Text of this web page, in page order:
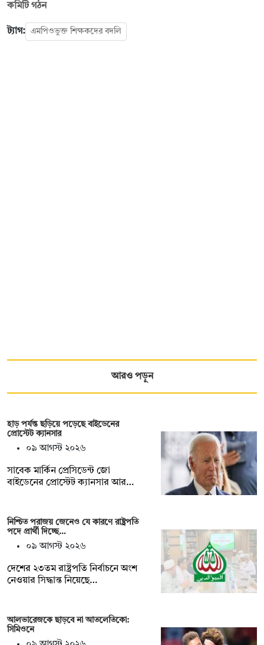
কমিটি গঠন
ট্যাগ: এমপিওভুক্ত শিক্ষকদের বদলি
আরও পড়ুন
হাড় পর্যন্ত ছড়িয়ে পড়েছে বাইডেনের
প্রোস্টেট ক্যানসার
০৯ আগস্ট ২০২৬
সাবেক মার্কিন প্রেসিডেন্ট জো
বাইডেনের প্রোস্টেট ক্যানসার আর…
নিশ্চিত পরাজয় জেনেও যে কারণে রাষ্ট্রপতি
পদে প্রার্থী দিচ্ছে…
০৯ আগস্ট ২০২৬
দেশের ২৩তম রাষ্ট্রপতি নির্বাচনে অংশ
নেওয়ার সিদ্ধান্ত নিয়েছে…
আলভারেজকে ছাড়বে না আতলেতিকো:
সিমিওনে